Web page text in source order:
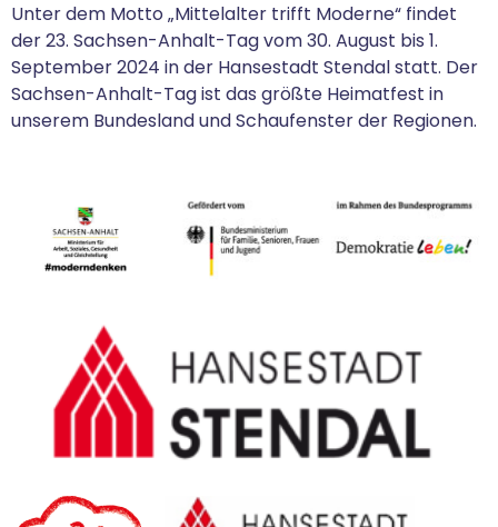
Unter dem Motto „Mittelalter trifft Moderne“ findet
der 23. Sachsen-Anhalt-Tag vom 30. August bis 1.
September 2024 in der Hansestadt Stendal statt. Der
Sachsen-Anhalt-Tag ist das größte Heimatfest in
unserem Bundesland und Schaufenster der Regionen.